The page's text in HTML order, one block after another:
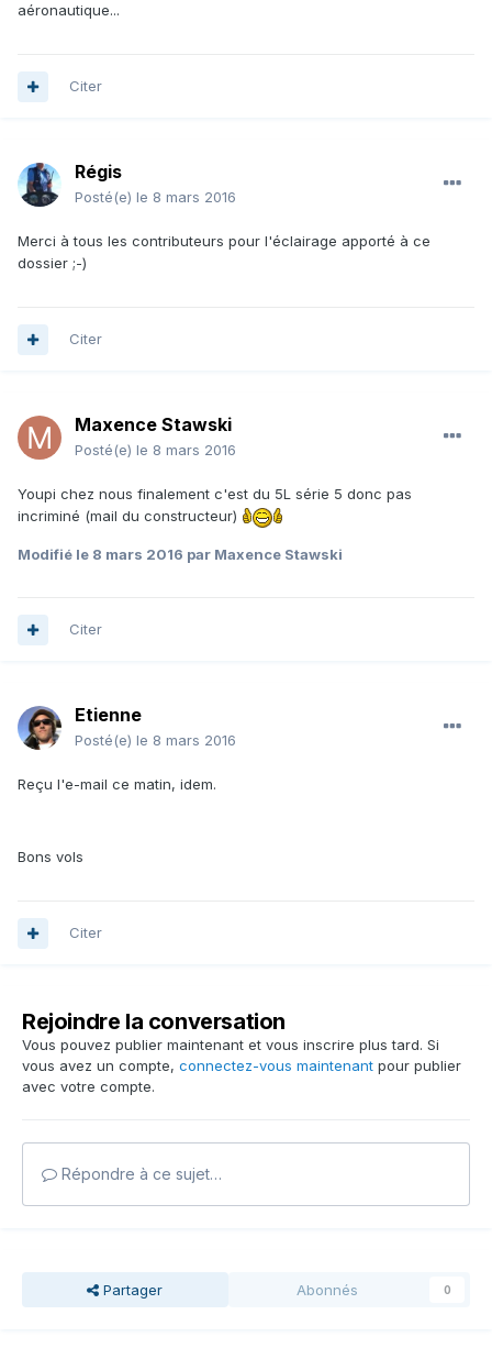
aéronautique...
Citer
Régis
Posté(e) le 8 mars 2016
Merci à tous les contributeurs pour l'éclairage apporté à ce
dossier ;-)
Citer
Maxence Stawski
Posté(e) le 8 mars 2016
Youpi chez nous finalement c'est du 5L série 5 donc pas
incriminé (mail du constructeur)
Modifié le 8 mars 2016 par Maxence Stawski
Citer
Etienne
Posté(e) le 8 mars 2016
Reçu l'e-mail ce matin, idem.
Bons vols
Citer
Rejoindre la conversation
Vous pouvez publier maintenant et vous inscrire plus tard. Si
vous avez un compte, connectez-vous maintenant pour publier
avec votre compte.
Répondre à ce sujet…
Partager Abonnés 0